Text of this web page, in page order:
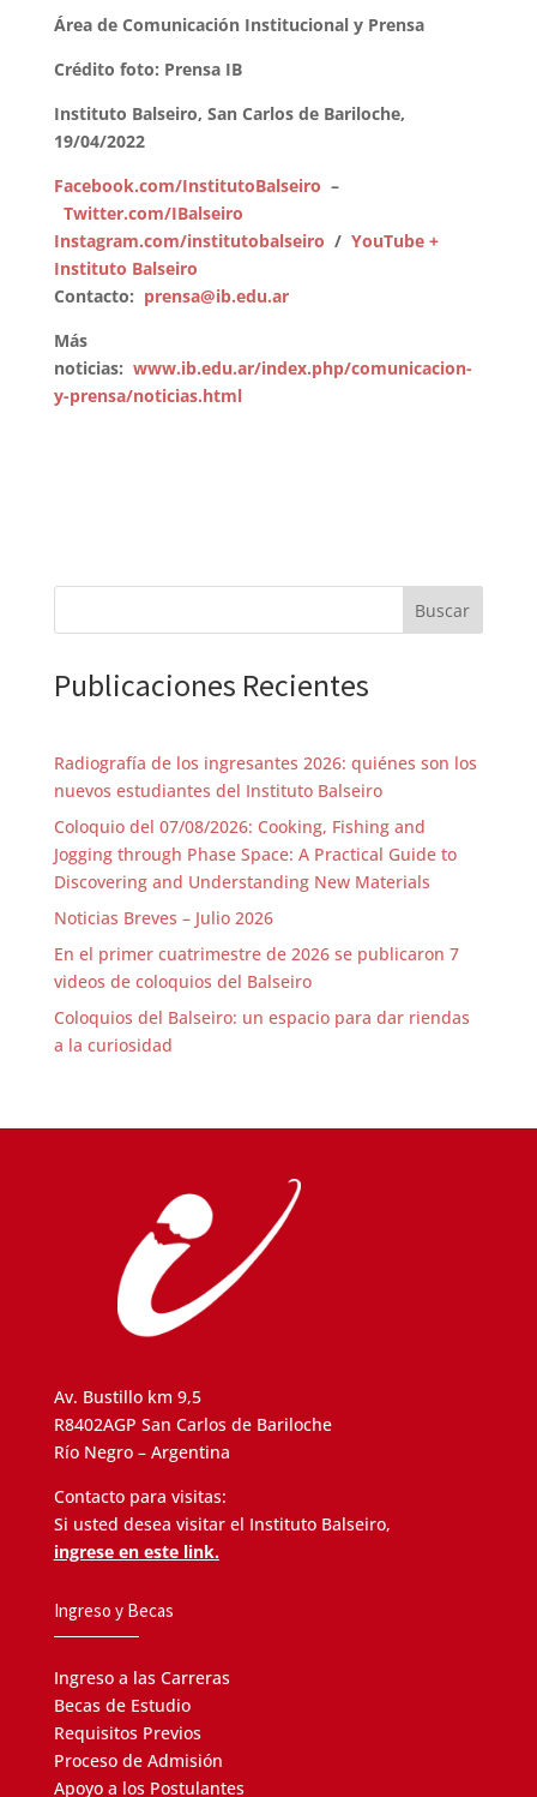
Área de Comunicación Institucional y Prensa
Crédito foto: Prensa IB
Instituto Balseiro, San Carlos de Bariloche,
19/04/2022
Facebook.com/InstitutoBalseiro –
Twitter.com/IBalseiro
Instagram.com/institutobalseiro / YouTube +
Instituto Balseiro
Contacto: prensa@ib.edu.ar
Más
noticias: www.ib.edu.ar/index.php/comunicacion-
y-prensa/noticias.html
Buscar
Publicaciones Recientes
Radiografía de los ingresantes 2026: quiénes son los
nuevos estudiantes del Instituto Balseiro
Coloquio del 07/08/2026: Cooking, Fishing and
Jogging through Phase Space: A Practical Guide to
Discovering and Understanding New Materials
Noticias Breves – Julio 2026
En el primer cuatrimestre de 2026 se publicaron 7
videos de coloquios del Balseiro
Coloquios del Balseiro: un espacio para dar riendas
a la curiosidad
Av. Bustillo km 9,5
R8402AGP San Carlos de Bariloche
Río Negro – Argentina
Contacto para visitas:
Si usted desea visitar el Instituto Balseiro,
ingrese en este link.
Ingreso y Becas
Ingreso a las Carreras
Becas de Estudio
Requisitos Previos
Proceso de Admisión
Apoyo a los Postulantes